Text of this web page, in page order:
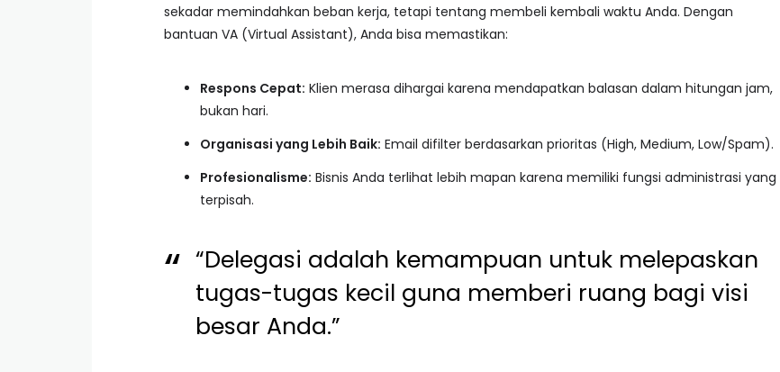
sekadar memindahkan beban kerja, tetapi tentang membeli kembali waktu Anda. Dengan
bantuan VA (Virtual Assistant), Anda bisa memastikan:
Respons Cepat: Klien merasa dihargai karena mendapatkan balasan dalam hitungan jam,
bukan hari.
Organisasi yang Lebih Baik: Email difilter berdasarkan prioritas (High, Medium, Low/Spam).
Profesionalisme: Bisnis Anda terlihat lebih mapan karena memiliki fungsi administrasi yang
terpisah.
“Delegasi adalah kemampuan untuk melepaskan
tugas-tugas kecil guna memberi ruang bagi visi
besar Anda.”